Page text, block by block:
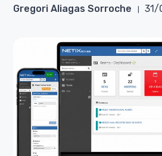
Gregori Aliagas Sorroche 31/